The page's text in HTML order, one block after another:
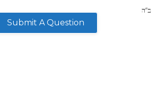
Submit A Question